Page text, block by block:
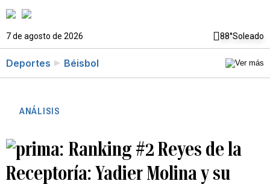
7 de agosto de 2026 88°Soleado
Deportes Béisbol
ANÁLISIS
Ranking #2 Reyes de la
Receptoría: Yadier Molina y su